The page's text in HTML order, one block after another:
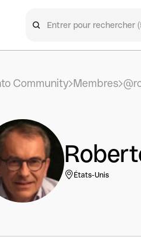
Community Membres
États-Unis